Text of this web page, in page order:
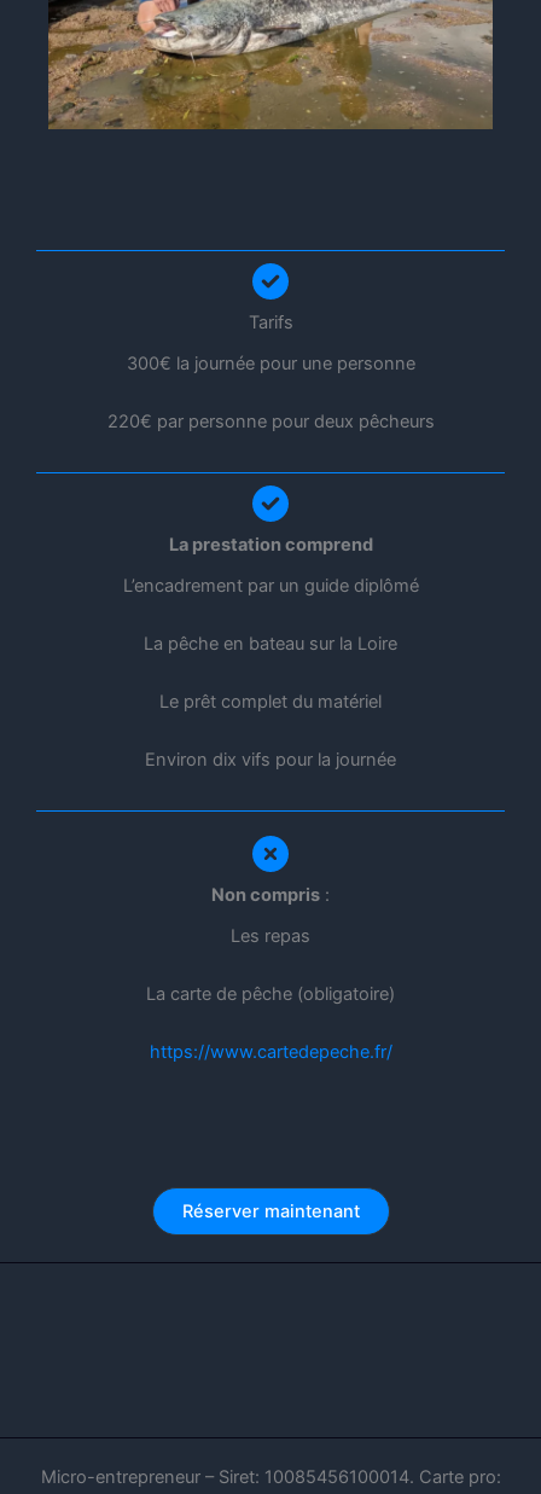
Tarifs
300€ la journée pour une personne
220€ par personne pour deux pêcheurs
La prestation comprend
L’encadrement par un guide diplômé
La pêche en bateau sur la Loire
Le prêt complet du matériel
Environ dix vifs pour la journée
Non compris :
Les repas
La carte de pêche (obligatoire)
https://www.cartedepeche.fr/
Réserver maintenant
Micro-entrepreneur – Siret: 10085456100014. Carte pro: